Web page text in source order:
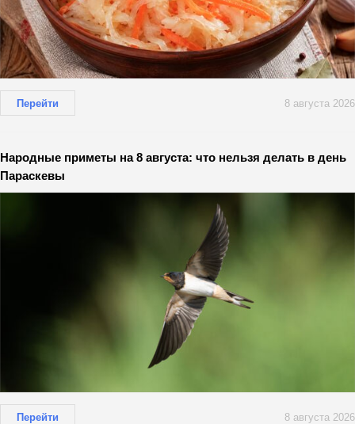
Перейти 8 августа 2026
Народные приметы на 8 августа: что нельзя делать в день
Параскевы
Перейти 8 августа 2026